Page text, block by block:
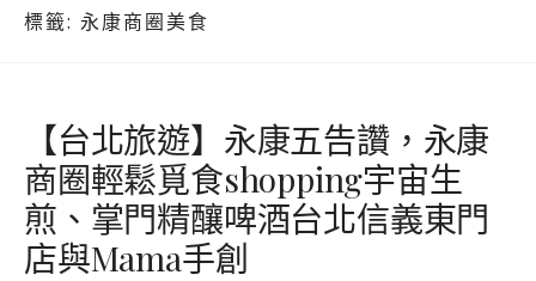
標籤: 永康商圈美食
【台北旅遊】永康五告讚，永康
商圈輕鬆覓食shopping宇宙生
煎、掌門精釀啤酒台北信義東門
店與Mama手創